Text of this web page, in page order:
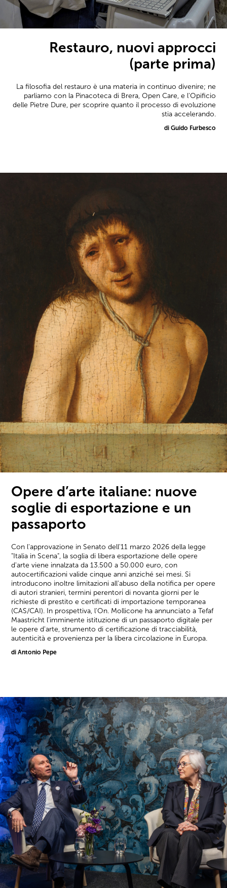
Restauro, nuovi approcci
(parte prima)
La filosofia del restauro è una materia in continuo divenire; ne
parliamo con la Pinacoteca di Brera, Open Care, e l'Opificio
delle Pietre Dure, per scoprire quanto il processo di evoluzione
stia accelerando.
di Guido Furbesco
Opere d’arte italiane: nuove
soglie di esportazione e un
passaporto
Con l'approvazione in Senato dell'11 marzo 2026 della legge
"Italia in Scena", la soglia di libera esportazione delle opere
d'arte viene innalzata da 13.500 a 50.000 euro, con
autocertificazioni valide cinque anni anziché sei mesi. Si
introducono inoltre limitazioni all'abuso della notifica per opere
di autori stranieri, termini perentori di novanta giorni per le
richieste di prestito e certificati di importazione temporanea
(CAS/CAI). In prospettiva, l'On. Mollicone ha annunciato a Tefaf
Maastricht l'imminente istituzione di un passaporto digitale per
le opere d'arte, strumento di certificazione di tracciabilità,
autenticità e provenienza per la libera circolazione in Europa.
di Antonio Pepe